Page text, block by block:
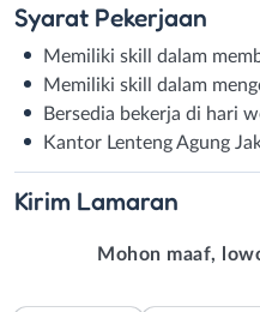
Syarat Pekerjaan
Memiliki skill dalam
Memiliki skill dalam
Bersedia bekerja di hari
Kantor Lenteng Agung
Kirim Lamaran
Mohon maaf,